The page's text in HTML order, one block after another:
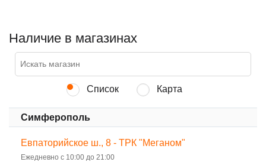
Наличие в магазинах
Список Карта
Симферополь
Евпаторийское ш., 8 - ТРК "Меганом"
Ежедневно с 10:00 до 21:00